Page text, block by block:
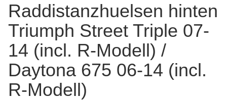
Raddistanzhuelsen hinten
Triumph Street Triple 07-
14 (incl. R-Modell) /
Daytona 675 06-14 (incl.
R-Modell)